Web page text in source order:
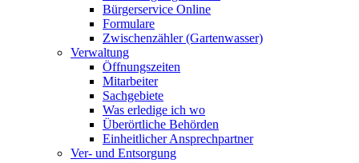
Bürgerservice Online
Formulare
Zwischenzähler (Gartenwasser)
Verwaltung
Öffnungszeiten
Mitarbeiter
Sachgebiete
Was erledige ich wo
Überörtliche Behörden
Einheitlicher Ansprechpartner
Ver- und Entsorgung